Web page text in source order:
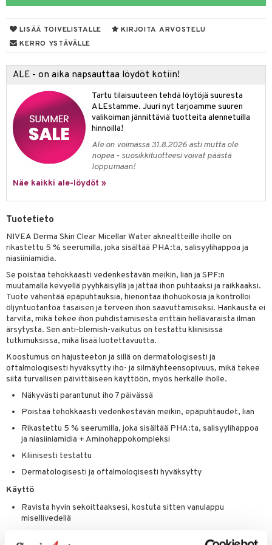
LISÄÄ TOIVELISTALLE
KIRJOITA ARVOSTELU
KERRO YSTÄVÄLLE
ALE - on aika napsauttaa löydöt kotiin!
Tartu tilaisuuteen tehdä löytöjä suuresta
ALEstamme. Juuri nyt tarjoamme suuren
valikoiman jännittäviä tuotteita alennetuilla
hinnoilla!
Ale on voimassa 31.8.2026 asti mutta ole
nopea - suosikkituotteesi voivat päästä
loppumaan!
Näe kaikki ale-löydöt »
Tuotetieto
NIVEA Derma Skin Clear Micellar Water aknealtteille iholle on
rikastettu 5 % seerumilla, joka sisältää PHA:ta, salisyylihappoa ja
niasiiniamidia.
Se poistaa tehokkaasti vedenkestävän meikin, lian ja SPF:n
muutamalla kevyellä pyyhkäisyllä ja jättää ihon puhtaaksi ja raikkaaksi.
Tuote vähentää epäpuhtauksia, hienontaa ihohuokosia ja kontrolloi
öljyntuotantoa tasaisen ja terveen ihon saavuttamiseksi. Hankausta ei
tarvita, mikä tekee ihon puhdistamisesta erittäin hellävaraista ilman
ärsytystä. Sen anti-blemish-vaikutus on testattu kliinisissä
tutkimuksissa, mikä lisää luotettavuutta.
Koostumus on hajusteeton ja sillä on dermatologisesti ja
oftalmologisesti hyväksytty iho- ja silmäyhteensopivuus, mikä tekee
siitä turvallisen päivittäiseen käyttöön, myös herkälle iholle.
Näkyvästi parantunut iho 7 päivässä
Poistaa tehokkaasti vedenkestävän meikin, epäpuhtaudet, lian
Rikastettu 5 % seerumilla, joka sisältää PHA:ta, salisyylihappoa
ja niasiiniamidia + Aminohappokompleksi
Kliinisesti testattu
Dermatologisesti ja oftalmologisesti hyväksytty
Käyttö
Ravista hyvin sekoittaaksesi, kostuta sitten vanulappu
misellivedellä
& Highlighter
Päivävoide
hoito
tarvikkeet
/ Kajaali
de parfum
de toilette
&
Lapset
tuotteet
hoito
poisto
hoito
& saippuat
tuotteet
& Viikset
shave balm
shave lotion
tuotteet
poisto
hoito
& saippuat
10
1: Puhdistus
2: Kirkastus
3: Kosteutus
ja Vartalonhoito
ja naamiot
Huulten Hoito
Elixir
Happy
Miehille
& Soujaus
& vastauksia